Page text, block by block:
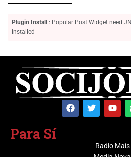
Plugin Install : Popular Post Widget need
installed
Para Sí
Radio Maís